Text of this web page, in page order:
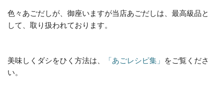
色々あごだしが、御座いますが当店あごだしは、最高級品と
して、取り扱われております。
美味しくダシをひく方法は、 「あごレシピ集」
をご覧くださ
い。